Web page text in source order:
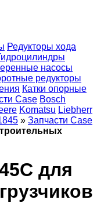
Редукторы хода
насосы
редукторы
Катки опорные
Case Bosch
Komatsu Liebherr
» Запчасти Case
для